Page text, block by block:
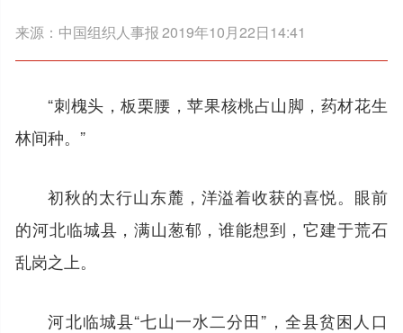
来源： 中国组织人事报2019年10月22日14:41
“刺槐头，板栗腰，苹果核桃占山脚，药材花生
林间种。”
初秋的太行山东麓，洋溢着收获的喜悦。眼前
的河北临城县，满山葱郁，谁能想到，它建于荒石
乱岗之上。
河北临城县“七山一水二分田”，全县贫困人口